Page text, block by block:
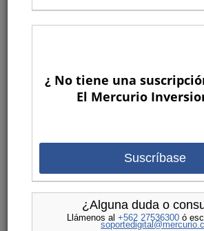
¿ No tiene una
El Mercurio
Suscríbase
¿Alguna duda o
Llámenos al +562 27536300ó